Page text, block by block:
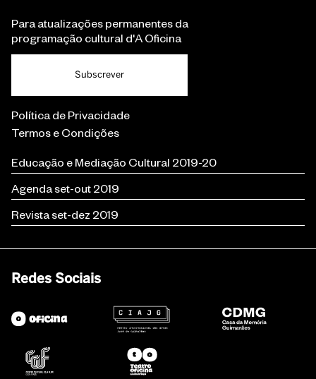
Para atualizações permanentes da
programação cultural d'A Oficina
Subscrever
Política de Privacidade
Termos e Condições
Educação e Mediação Cultural 2019-20
Agenda set-out 2019
Revista set-dez 2019
Redes Sociais